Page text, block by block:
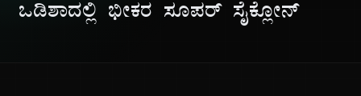
ಒಡಿಶಾದಲ್ಲಿ ಭೀಕರ ಸೂಪರ್ ಸೈಕ್ಲೋನ್